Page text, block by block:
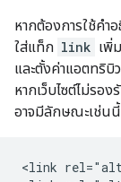
หากต้องการใช้คํา
ใส่แท็ก link เพิ่
และตั้งค่าแอตทริบิ
หากเว็บไซต์ไม่รอ
อาจมีลักษณะเช่นนี้
<link